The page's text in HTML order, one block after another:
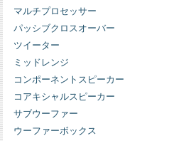
マルチプロセッサー
パッシブクロスオーバー
ツイーター
ミッドレンジ
コンポーネントスピーカー
コアキシャルスピーカー
サブウーファー
ウーファーボックス